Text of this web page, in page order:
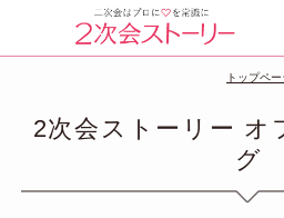
トップペー
2次会ストーリー オ
グ